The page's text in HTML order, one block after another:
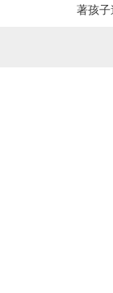
著孩子